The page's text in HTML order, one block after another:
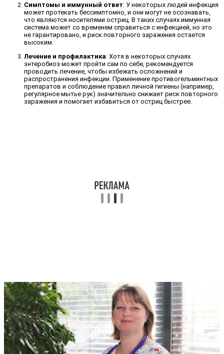
Симптомы и иммунный ответ: У некоторых людей инфекция
может протекать бессимптомно, и они могут не осознавать,
что являются носителями остриц. В таких случаях иммунная
система может со временем справиться с инфекцией, но это
не гарантировано, и риск повторного заражения остается
высоким.
Лечение и профилактика: Хотя в некоторых случаях
энтеробиоз может пройти сам по себе, рекомендуется
проводить лечение, чтобы избежать осложнений и
распространения инфекции. Применение противогельминтных
препаратов и соблюдение правил личной гигиены (например,
регулярное мытье рук) значительно снижает риск повторного
заражения и помогает избавиться от остриц быстрее.